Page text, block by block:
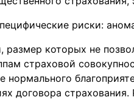
риски:
размер которых не
страховой
договора